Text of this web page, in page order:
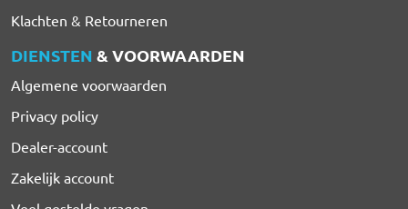
Klachten & Retourneren
DIENSTEN & VOORWAARDEN
Algemene voorwaarden
Privacy policy
Dealer-account
Zakelijk account